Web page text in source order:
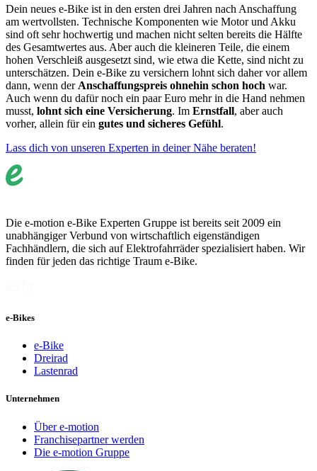
Dein neues e-Bike ist in den ersten drei Jahren nach Anschaffung
am wertvollsten. Technische Komponenten wie Motor und Akku
sind oft sehr hochwertig und machen nicht selten bereits die Hälfte
des Gesamtwertes aus. Aber auch die kleineren Teile, die einem
hohen Verschleiß ausgesetzt sind, wie etwa die Kette, sind nicht zu
unterschätzen. Dein e-Bike zu versichern lohnt sich daher vor allem
dann, wenn der Anschaffungspreis ohnehin schon hoch war.
Auch wenn du dafür noch ein paar Euro mehr in die Hand nehmen
musst, lohnt sich eine Versicherung. Im Ernstfall, aber auch
vorher, allein für ein gutes und sicheres Gefühl.
Lass dich von unseren Experten in deiner Nähe beraten!
Die e-motion e-Bike Experten Gruppe ist bereits seit 2009 ein
unabhängiger Verbund von wirtschaftlich eigenständigen
Fachhändlern, die sich auf Elektrofahrräder spezialisiert haben. Wir
finden für jeden das richtige Traum e-Bike.
e-Bikes
e-Bike
Dreirad
Lastenrad
Unternehmen
Über e-motion
Franchisepartner werden
Die e-motion Gruppe